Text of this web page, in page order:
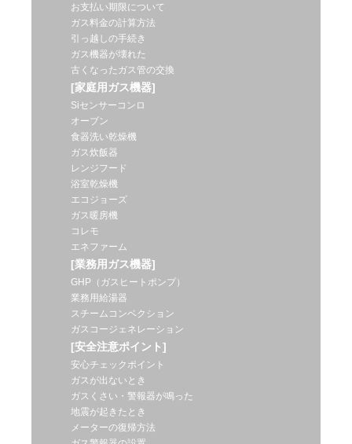
お支払い期限について
ガス料金の計算方法
引っ越しの手続き
ガス機器が壊れた
古くなったガス管の交換
[家庭用ガス機器]
Siセンサーコンロ
オーブン
食器洗い乾燥機
ガス炊飯器
レンジフード
浴室乾燥機
エコジョーズ
ガス暖房機
コレモ
エネファーム
[業務用ガス機器]
GHP（ガスヒートポンプ）
業務用給湯器
スチームコンベクション
ガスコージェネレーション
[安全注意ポイント]
安心チェックポイント
ガスが出ないとき
ガスくさい・警報器が鳴った
地震が起きたとき
メーターの復帰方法